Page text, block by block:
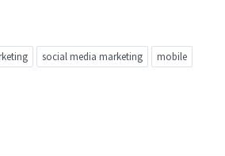
social media marketing
mobile